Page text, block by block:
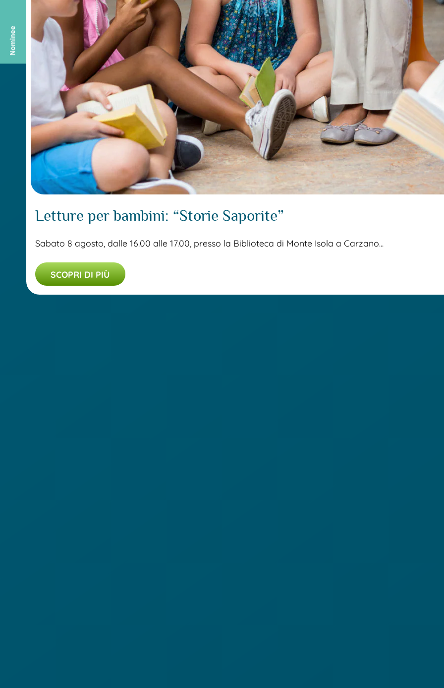
Letture per bambini: “Storie Saporite”
Sabato 8 agosto, dalle 16.00 alle 17.00, presso la Biblioteca di Monte Isola a Carzano...
SCOPRI DI PIÙ